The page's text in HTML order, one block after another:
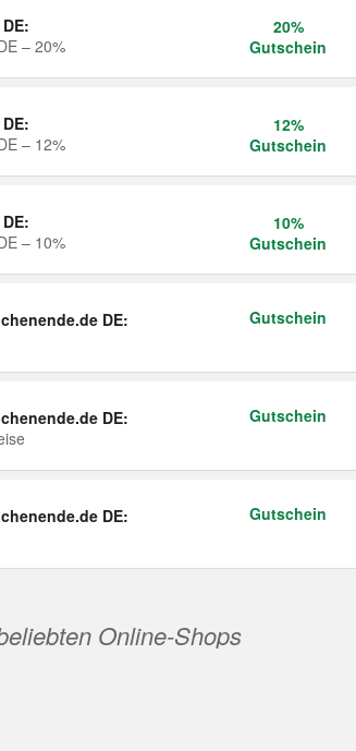
– 20%
20%
Gutschein
– 12%
12%
Gutschein
– 10%
10%
Gutschein
DE:
Gutschein
DE:
Gutschein
DE:
Gutschein
Online-Shops